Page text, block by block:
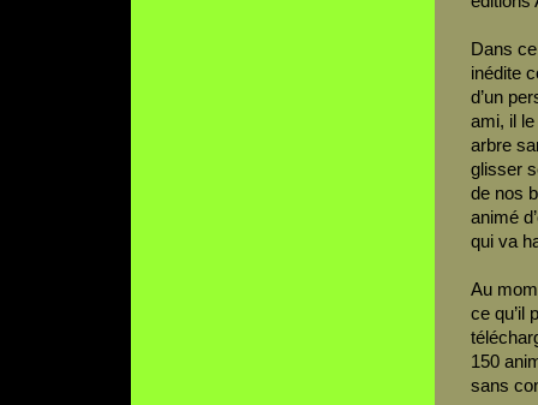
Dans
inédite
d’un
ami, il le
arbre
glisser
de nos
animé
qui va
Au
ce qu’il
150
sans